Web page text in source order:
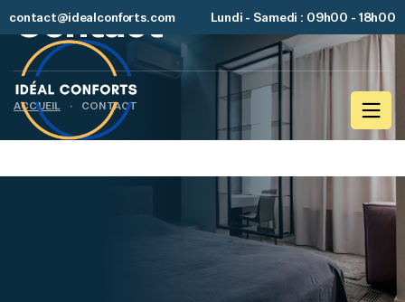
contact@idealconforts.com Lundi - Samedi : 09h00 - 18h00
Contact
ACCUEIL · CONTACT